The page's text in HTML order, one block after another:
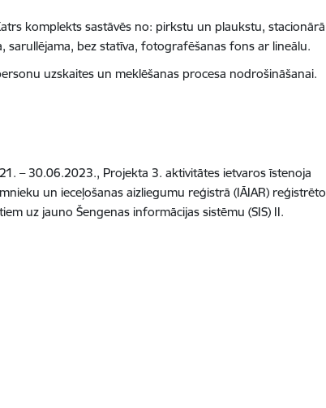
komplekts sastāvēs no: pirkstu un plaukstu, stacionārā
bez statīva, fotografēšanas fons ar lineālu.
uzskaites un meklēšanas procesa nodrošināšanai.
– 30.06.2023., Projekta 3. aktivitātes ietvaros īstenoja
un ieceļošanas aizliegumu reģistrā (IĀIAR) reģistrēto
uz jauno Šengenas informācijas sistēmu (SIS) II.